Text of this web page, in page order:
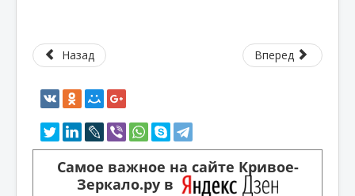
Назад Вперед
Самое важное на сайте Кривое-
Зеркало.ру в